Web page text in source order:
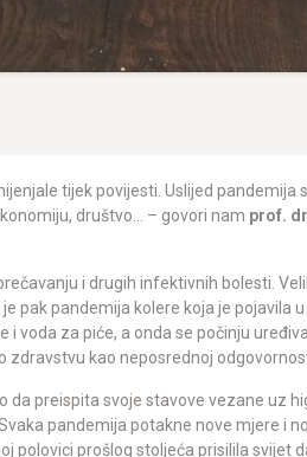
tijek povijesti. Uslijed
društvo… – govori nam prof.
i drugih infektivnih bolesti.
pak pandemija kolere koja je
voda za piće, a onda se počinju
zdravstvu kao neposrednoj
preispita svoje stavove vezane uz
pandemija potakne nove mjere i
polovici prošlog stoljeća prisilila svijet